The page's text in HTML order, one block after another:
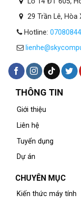
29 Trần Lê, Hòa
Hotline:
THÔNG TIN
Giới thiệu
Liên hệ
Tuyển dụng
Dự án
CHUYÊN MỤC
Kiến thức máy tính